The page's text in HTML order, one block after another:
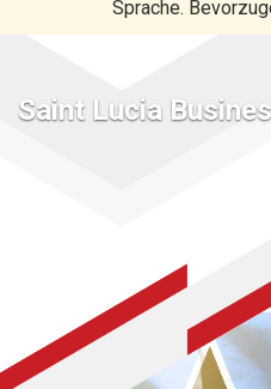
Sprache.
Saint Lucia